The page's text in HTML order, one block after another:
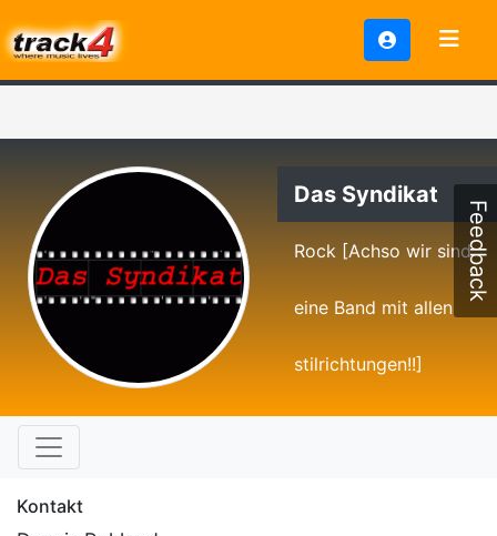
Das Syndikat
Rock [Achso wir sind
eine Band mit allen
stilrichtungen!!]
Kontakt
Feedback